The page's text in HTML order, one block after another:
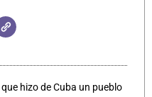
hizo de Cuba un pueblo